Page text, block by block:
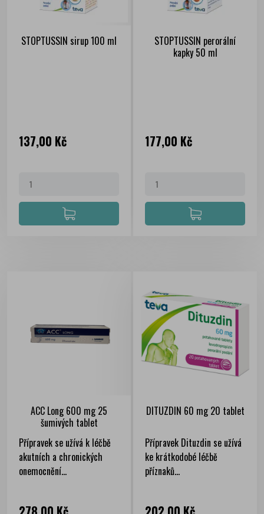
STOPTUSSIN sirup 100 ml
Cena
137,00 Kč
STOPTUSSIN perorální
kapky 50 ml
Cena
177,00 Kč
ACC Long 600 mg 25
šumivých tablet
Přípravek se užívá k léčbě
akutních a chronických
onemocnění...
Cena
DITUZDIN 60 mg 20 tablet
Přípravek Dituzdin se užívá
ke krátkodobé léčbě
příznaků...
Cena